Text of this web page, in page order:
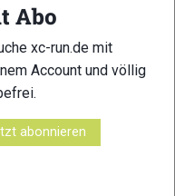
Trailrunning-Portal mit
einer Traildatenbank,
was du sonst noch über
Sportler, wir haben
uns jederzeit über
Abo
xc-run.de mit
Account und völlig
abonnieren